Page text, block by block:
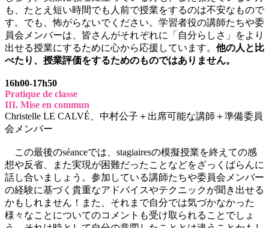
も、たとえ短い時間でも人前で授業をするのは不安なもので
す。でも、怖がらないでください。学習者役の講師たちや委
員会メンバーは、皆さんがそれぞれに「自分らしさ」をより
出せる授業にするために心から応援しています。 他の人と比
べたり、授業評価をするためのものではありません。
16h00-17h50
Pratique de classe
III. Mise en commun
Christelle LE CALVÉ、中村公子＋出席可能な講師＋準備委員
会メンバー
この最後のséanceでは、stagiairesの模擬授業を終えての感
想や反省、また実現が困難だったことなどをざっくばらんに
話し合いましょう。参加している講師たちや委員会メンバー
の経験に基づく貴重なアドバイスやテクニックが聞き出せる
かもしれません！また、それまで自分では気づかなかった
様々なことについてのコメントも受け取られることでしょ